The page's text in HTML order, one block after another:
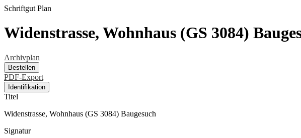
Schriftgut Plan
Widenstrasse, Wohnhaus (GS 3084)
Archivplan
Bestellen
PDF-Export
Identifikation
Titel
Widenstrasse, Wohnhaus (GS 3084) Baugesuch
Signatur